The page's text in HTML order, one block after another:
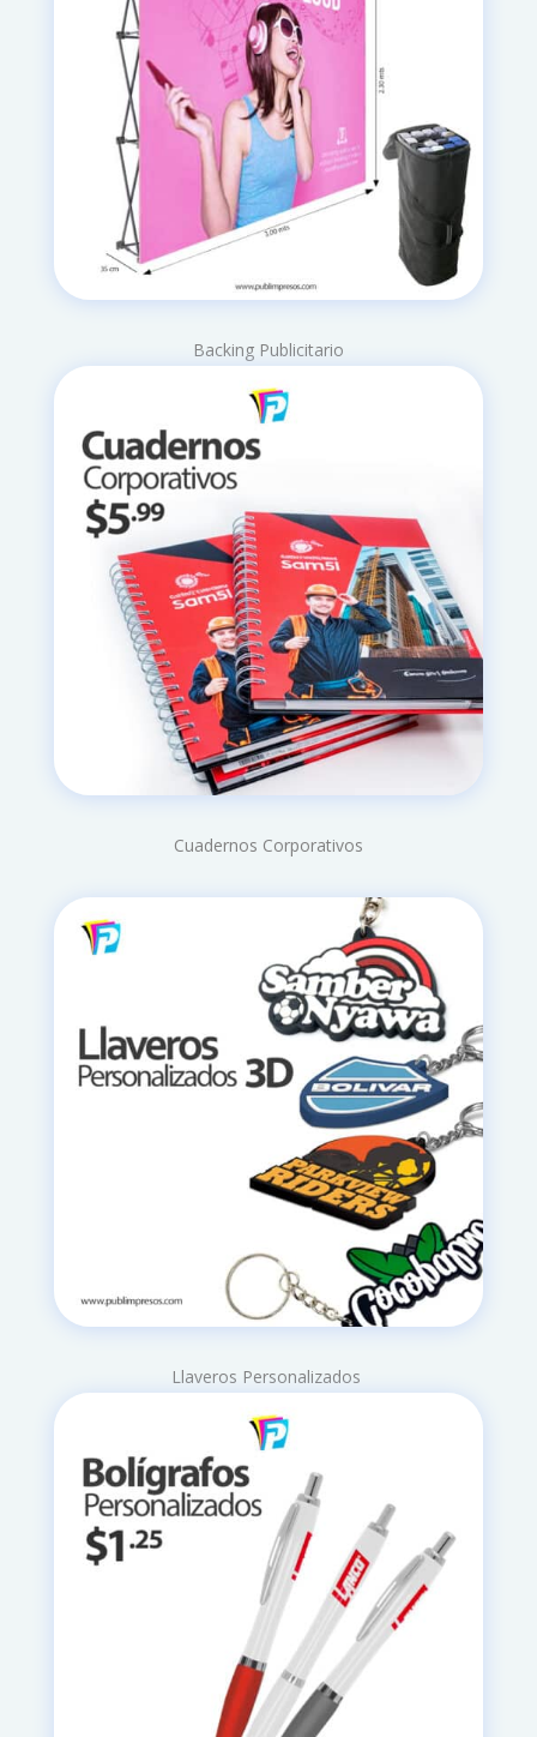
Backing Publicitario
Cuadernos Corporativos
Llaveros Personalizados